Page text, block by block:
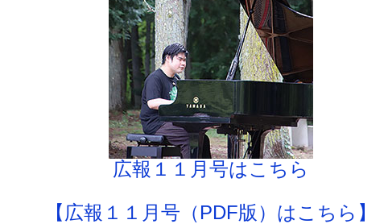
広報１１月号はこちら
【広報１１月号（PDF版）はこちら】